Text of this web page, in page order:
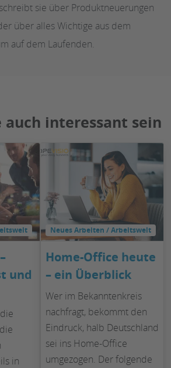
sie über Produktneuerungen
über alles Wichtige aus dem
auf dem Laufenden.
auch interessant sein
und
in
Neues Arbeiten / Arbeitswelt
Home-Office heute
– ein Überblick
Wer im Bekanntenkreis
nachfragt, bekommt den
Eindruck, halb Deutschland
sei ins Home-Office
umgezogen. Der folgende